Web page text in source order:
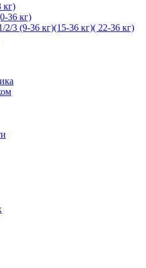
кг)
36 кг)
2/3 (9-36 кг)(15-36 кг)( 22-36 кг)